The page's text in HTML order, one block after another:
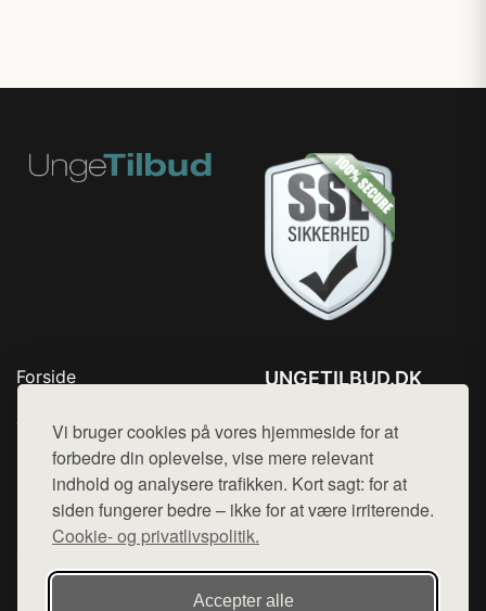
Vi bruger cookies på vores hjemmeside for at
forbedre din oplevelse, vise mere relevant
indhold og analysere trafikken. Kort sagt: for at
siden fungerer bedre – ikke for at være irriterende.
Cookie- og privatlivspolitik.
Accepter alle
Forside
Top Rabatter
Blog
Kontakt
UNGETILBUD.DK
Mail: hej@want.dk
Cookie- og privatlivspolitik
Denne side er en del af want.dk, der udgiver en række